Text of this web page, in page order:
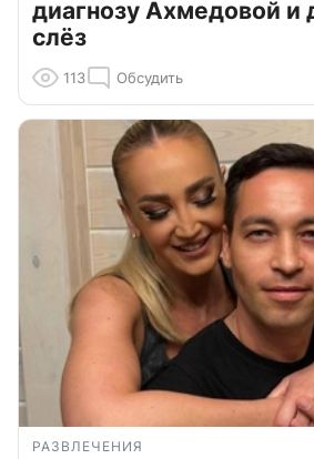
диагнозу Ахмедовой и
слёз
113 Обсудить
РАЗВЛЕЧЕНИЯ